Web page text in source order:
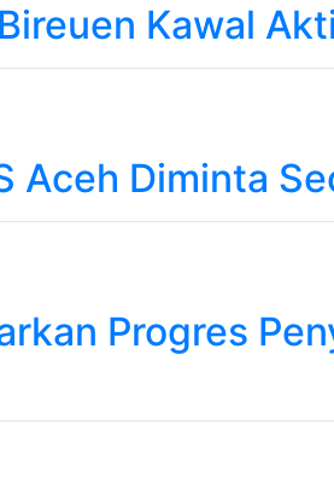
Kawal
Aceh Diminta
Progres